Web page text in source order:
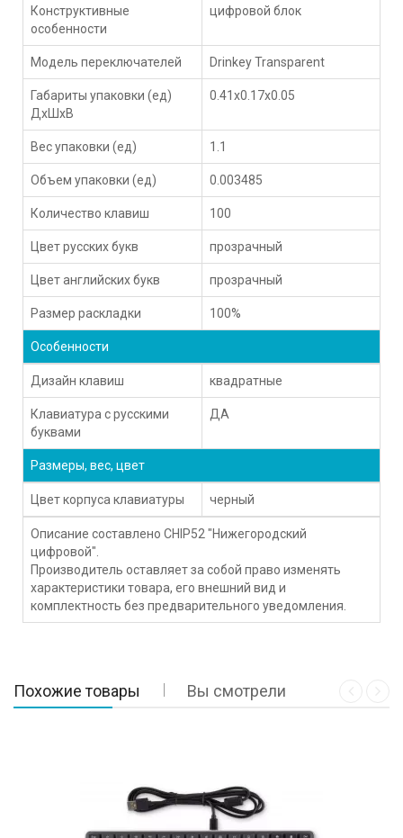
Конструктивные
особенности
цифровой блок
Модель переключателей Drinkey Transparent
Габариты упаковки (ед)
ДхШхВ
0.41x0.17x0.05
Вес упаковки (ед) 1.1
Объем упаковки (ед) 0.003485
Количество клавиш 100
Цвет русских букв прозрачный
Цвет английских букв прозрачный
Размер раскладки 100%
Особенности
Дизайн клавиш квадратные
Клавиатура с русскими
буквами
ДА
Размеры, вес, цвет
Цвет корпуса клавиатуры черный
Описание составлено CHIP52 "Нижегородский
цифровой".
Производитель оставляет за собой право изменять
характеристики товара, его внешний вид и
комплектность без предварительного уведомления.
Похожие товары Вы смотрели